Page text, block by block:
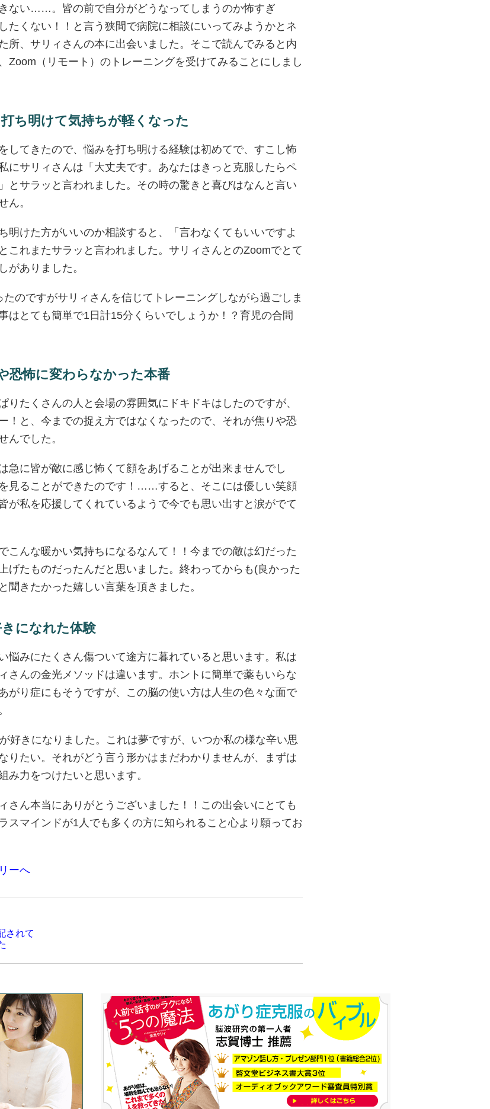
ない……。皆の前で自分がどうなってしまうのか怖すぎ
くない！！と言う狭間で病院に相談にいってみようかとネ
所、サリィさんの本に出会いました。そこで読んでみると内
Zoom（リモート）のトレーニングを受けてみることにしまし
ち明けて気持ちが軽くなった
してきたので、悩みを打ち明ける経験は初めてで、すこし怖
にサリィさんは「大丈夫です。あなたはきっと克服したらペ
とサラッと言われました。その時の驚きと喜びはなんと言い
ん。
明けた方がいいのか相談すると、「言わなくてもいいですよ
これまたサラッと言われました。サリィさんとのZoomでとて
がありました。
のですがサリィさんを信じてトレーニングしながら過ごしま
はとても簡単で1日計15分くらいでしょうか！？育児の合間
恐怖に変わらなかった本番
りたくさんの人と会場の雰囲気にドキドキはしたのですが、
！と、今までの捉え方ではなくなったので、それが焦りや恐
んでした。
急に皆が敵に感じ怖くて顔をあげることが出来ませんでし
見ることができたのです！……すると、そこには優しい笑顔
が私を応援してくれているようで今でも思い出すと涙がでて
こんな暖かい気持ちになるなんて！！今までの敵は幻だった
げたものだったんだと思いました。終わってからも(良かった
聞きたかった嬉しい言葉を頂きました。
になれた体験
悩みにたくさん傷ついて途方に暮れていると思います。私は
さんの金光メソッドは違います。ホントに簡単で薬もいらな
がり症にもそうですが、この脳の使い方は人生の色々な面で
好きになりました。これは夢ですが、いつか私の様な辛い思
りたい。それがどう言う形かはまだわかりませんが、まずは
み力をつけたいと思います。
さん本当にありがとうございました！！この出会いにとても
スマインドが1人でも多くの方に知られること心より願ってお
ーへ
されて